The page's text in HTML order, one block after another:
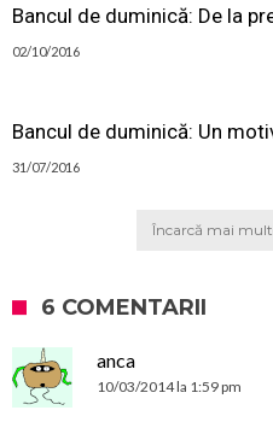
Bancul de duminică: De la
02/10/2016
Bancul de duminică: Un
31/07/2016
Încarcă mai
6 COMENTARII
anca
10/03/2014 la 1:59 pm